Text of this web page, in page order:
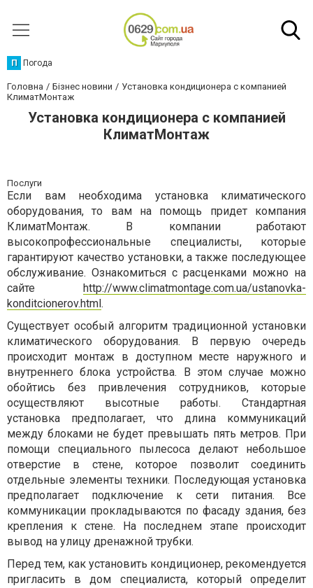
П Погода
Головна Бізнес новини
Установка кондиционера с компанией
КлиматМонтаж
Установка кондиционера с компанией
КлиматМонтаж
Послуги
Если вам необходима установка климатического
оборудования, то вам на помощь придет компания
КлиматМонтаж. В компании работают
высокопрофессиональные специалисты, которые
гарантируют качество установки, а также последующее
обслуживание. Ознакомиться с расценками можно на
сайте http://www.climatmontage.com.ua/ustanovka-
konditcionerov.html.
Существует особый алгоритм традиционной установки
климатического оборудования. В первую очередь
происходит монтаж в доступном месте наружного и
внутреннего блока устройства. В этом случае можно
обойтись без привлечения сотрудников, которые
осуществляют высотные работы. Стандартная
установка предполагает, что длина коммуникаций
между блоками не будет превышать пять метров. При
помощи специального пылесоса делают небольшое
отверстие в стене, которое позволит соединить
отдельные элементы техники. Последующая установка
предполагает подключение к сети питания. Все
коммуникации прокладываются по фасаду здания, без
крепления к стене. На последнем этапе происходит
вывод на улицу дренажной трубки.
Перед тем, как установить кондиционер, рекомендуется
пригласить в дом специалиста, который определит